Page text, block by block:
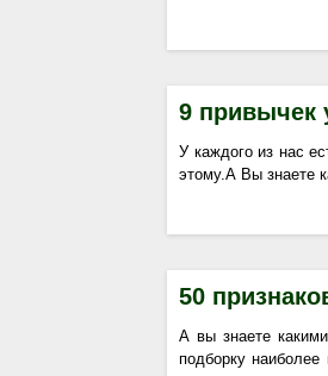
9 привычек
У каждого из нас
этому.А Вы знаете
50
А вы знаете
подборку